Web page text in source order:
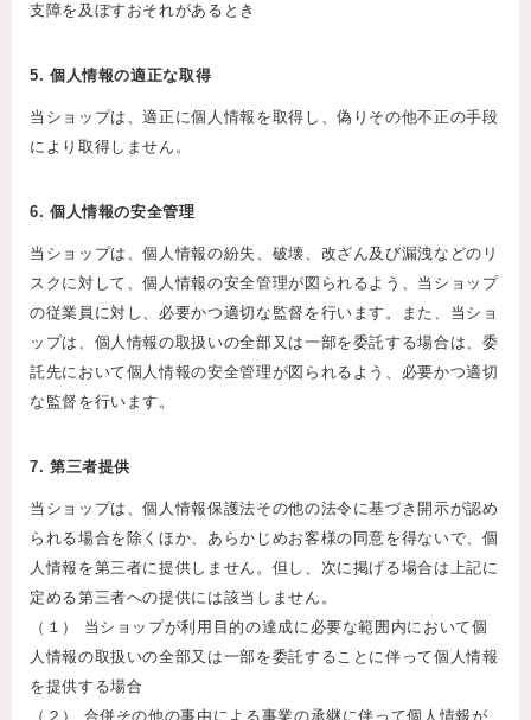
支障を及ぼすおそれがあるとき
5. 個人情報の適正な取得
当ショップは、適正に個人情報を取得し、偽りその他不正の手段
により取得しません。
6. 個人情報の安全管理
当ショップは、個人情報の紛失、破壊、改ざん及び漏洩などのリ
スクに対して、個人情報の安全管理が図られるよう、当ショップ
の従業員に対し、必要かつ適切な監督を行います。また、当ショ
ップは、個人情報の取扱いの全部又は一部を委託する場合は、委
託先において個人情報の安全管理が図られるよう、必要かつ適切
な監督を行います。
7. 第三者提供
当ショップは、個人情報保護法その他の法令に基づき開示が認め
られる場合を除くほか、あらかじめお客様の同意を得ないで、個
人情報を第三者に提供しません。但し、次に掲げる場合は上記に
定める第三者への提供には該当しません。
（１） 当ショップが利用目的の達成に必要な範囲内において個
人情報の取扱いの全部又は一部を委託することに伴って個人情報
を提供する場合
（２） 合併その他の事由による事業の承継に伴って個人情報が